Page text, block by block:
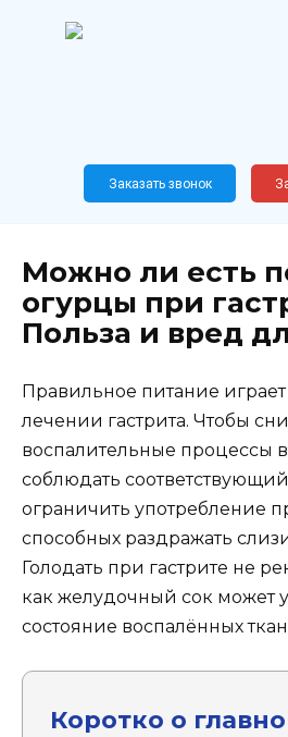
Заказать звонок
Можно ли есть
огурцы при
Польза и вред
Правильное питание
лечении гастрита. Чтобы
воспалительные процессы
соблюдать
ограничить употребление
способных раздражать
Голодать при гастрите не
как желудочный сок может
состояние воспалённых
Коротко о